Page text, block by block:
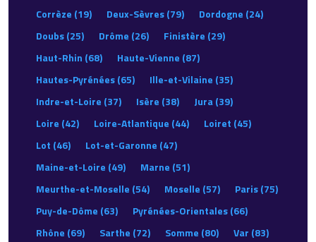
Corrèze (19)
Deux-Sèvres (79)
Dordogne (24)
Doubs (25)
Drôme (26)
Finistère (29)
Haut-Rhin (68)
Haute-Vienne (87)
Hautes-Pyrénées (65)
Ille-et-Vilaine (35)
Indre-et-Loire (37)
Isère (38)
Jura (39)
Loire (42)
Loire-Atlantique (44)
Loiret (45)
Lot (46)
Lot-et-Garonne (47)
Maine-et-Loire (49)
Marne (51)
Meurthe-et-Moselle (54)
Moselle (57)
Paris (75)
Puy-de-Dôme (63)
Pyrénées-Orientales (66)
Rhône (69)
Sarthe (72) Somme (80)
Var (83)